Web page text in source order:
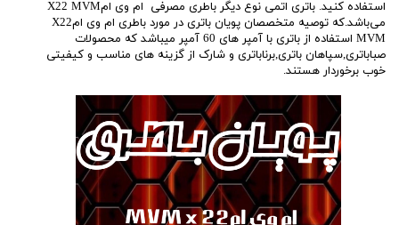
می‌باشد.که توصیه متخصصان پویان باتری در مورد باطری ام وی امX22
MVM استفاده از باتری با آمپر های 60 آمپر میباشد که محصولات
صباباتری,سپاهان باتری,برناباتری و شارک از گزینه های مناسب و کیفیتی
خوب برخوردار هستند.